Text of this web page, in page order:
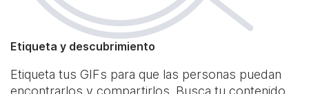
Etiqueta y descubrimiento
Etiqueta tus GIFs para que las personas puedan
encontrarlos y compartirlos. Busca tu contenido